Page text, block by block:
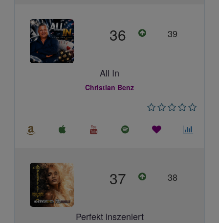
36 39
All In
Christian Benz
37 38
Perfekt inszeniert